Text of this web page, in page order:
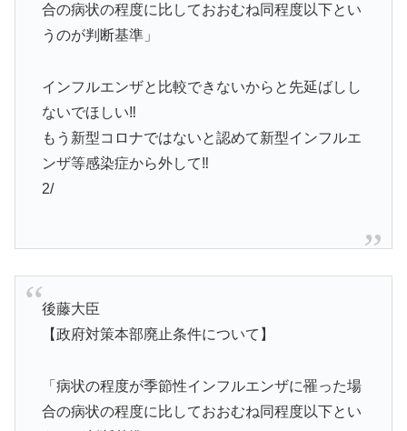
合の病状の程度に比しておおむね同程度以下とい
うのが判断基準」
インフルエンザと比較できないからと先延ばしし
ないでほしい‼️
もう新型コロナではないと認めて新型インフルエ
ンザ等感染症から外して‼️
2/
後藤大臣
【政府対策本部廃止条件について】
「病状の程度が季節性インフルエンザに罹った場
合の病状の程度に比しておおむね同程度以下とい